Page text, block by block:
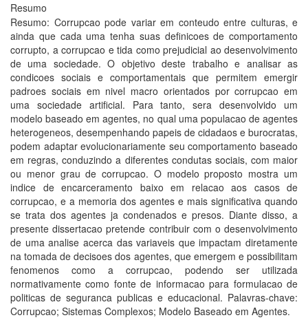
Resumo
Resumo: Corrupcao pode variar em conteudo entre culturas, e
ainda que cada uma tenha suas definicoes de comportamento
corrupto, a corrupcao e tida como prejudicial ao desenvolvimento
de uma sociedade. O objetivo deste trabalho e analisar as
condicoes sociais e comportamentais que permitem emergir
padroes sociais em nivel macro orientados por corrupcao em
uma sociedade artificial. Para tanto, sera desenvolvido um
modelo baseado em agentes, no qual uma populacao de agentes
heterogeneos, desempenhando papeis de cidadaos e burocratas,
podem adaptar evolucionariamente seu comportamento baseado
em regras, conduzindo a diferentes condutas sociais, com maior
ou menor grau de corrupcao. O modelo proposto mostra um
indice de encarceramento baixo em relacao aos casos de
corrupcao, e a memoria dos agentes e mais significativa quando
se trata dos agentes ja condenados e presos. Diante disso, a
presente dissertacao pretende contribuir com o desenvolvimento
de uma analise acerca das variaveis que impactam diretamente
na tomada de decisoes dos agentes, que emergem e possibilitam
fenomenos como a corrupcao, podendo ser utilizada
normativamente como fonte de informacao para formulacao de
politicas de seguranca publicas e educacional. Palavras-chave:
Corrupcao; Sistemas Complexos; Modelo Baseado em Agentes.